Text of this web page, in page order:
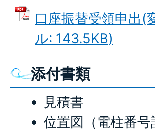
口座振替受領申出(
ル: 143.5KB)
添付書類
見積書
位置図（電柱番号